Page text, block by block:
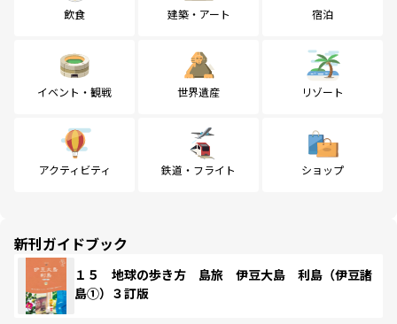
飲食 建築・アート 宿泊
イベント・観戦 世界遺産 リゾート
アクティビティ 鉄道・フライト ショップ
新刊ガイドブック
１５ 地球の歩き方 島旅 伊豆大島 利島（伊豆諸
島①）３訂版